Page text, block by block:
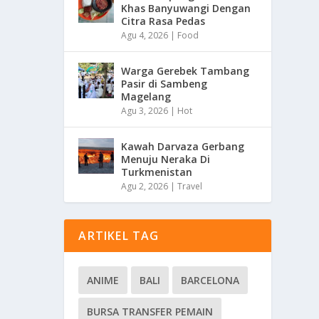
Khas Banyuwangi Dengan
Citra Rasa Pedas
Agu 4, 2026 | Food
Warga Gerebek Tambang
Pasir di Sambeng
Magelang
Agu 3, 2026 | Hot
Kawah Darvaza Gerbang
Menuju Neraka Di
Turkmenistan
Agu 2, 2026 |Travel
ARTIKEL TAG
ANIME BALI BARCELONA
BURSA TRANSFER PEMAIN